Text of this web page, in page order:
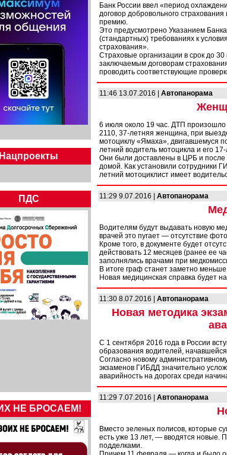
Нацпроекты
ПДС
НЕ БРОСАЕМ!
Банк России ввел «период
договор добровольного
премию.
Это предусмотрено Указанием
(стандартных) требованиях к
страхования».
Страховые организации в срок до
заключаемым договорам
проводить соответствующие
11:46 13.07.2016 | Автопанорама
6 июля около 19 час. ДТП
2110, 37-летняя женщина, при
мотоциклу «Ямаха», двигавшемуся
летний водитель мотоцикла и его
Они были доставлены в ЦРБ и
домой. Как установили сотрудники
летний мотоциклист имеет
11:29 9.07.2016 | Автопанорама
Водителям будут выдавать новую
врачей это пугает — отсутствие
Кроме того, в документе будет
действовать 12 месяцев (ранее ее
заполнялись врачами при
В итоге граф станет заметно
Новая медицинская справка будет
11:30 8.07.2016 | Автопанорама
Новая методика
С 1 сентября 2016 года в России
образования водителей, начавшейся
Согласно новому
экзаменов ГИБДД значительно
аварийность на дорогах среди
11:29 7.07.2016 | Автопанорама
Вместо зеленых полисов, которые
есть уже 13 лет, — вводятся новые.
подделками.